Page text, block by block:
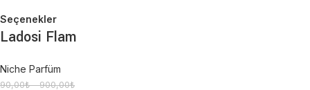
Seçenekler
Ladosi Flam
Niche Parfüm
90,00₺ –900,00₺